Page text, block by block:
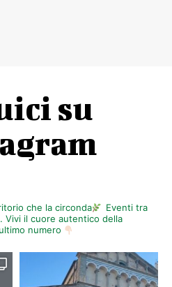
su
che la circonda
Eventi tra
Vivi il cuore autentico della
numero